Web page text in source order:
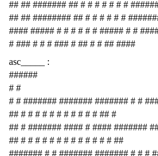
## ## ####### ## # # # # # # #
## ## ######## ## # # # # # #
#### ##### # # # # # # ##### # #
# ### # # # ### # ## # # ## ####
asc_____ :
######
# #
# # ####### ####### ####### # #
## # # # # # # # # # # # ## #
## # ####### #### # #### #######
## # # # # # # # # # # # # # ##
####### # # ####### ####### # # #